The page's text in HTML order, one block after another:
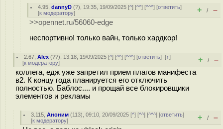
4.95 ,dannyD (?), 19:35, 19/09/2025 [^] [^^] [^^^] [ответить]
[к модератору] + / –
>>opennet.ru/56060-edge
неспортивно! только вайн, только хардкор!
2.67 ,Alex (??), 13:18, 19/09/2025 [^] [^^] [^^^] [ответить][↑]
[к модератору] + / –
коллега, едж уже запретил прием плагов манифеста
в2. К концу года планируется его отключить
полностью. Баблос.... и прощай все блокировщики
элементов и рекламы
3.115 ,Аноним (113), 09:10, 20/09/2025 [^] [^^] [^^^] [ответить]
[к модератору] + / –